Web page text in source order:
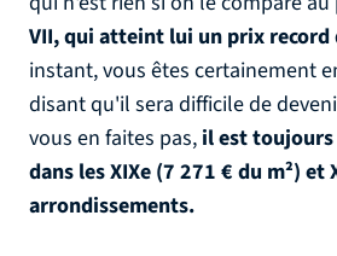
VII, qui atteint lui un prix record
instant, vous êtes certainement
disant qu'il sera difficile de
vous en faites pas, il est
dans les XIXe (7 271 € du m²) et
arrondissements.